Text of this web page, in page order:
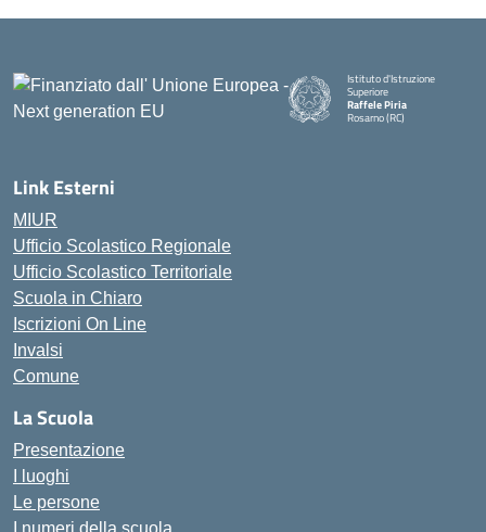
Istituto d'Istruzione
Superiore
Raffele Piria
Rosarno (RC)
Link Esterni
MIUR
Ufficio Scolastico Regionale
Ufficio Scolastico Territoriale
Scuola in Chiaro
Iscrizioni On Line
Invalsi
Comune
La Scuola
Presentazione
I luoghi
Le persone
I numeri della scuola